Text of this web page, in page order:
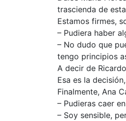
trascienda de
Estamos firmes,
– Pudiera haber
– No dudo que
tengo principios
A decir de
Esa es la
Finalmente, Ana
– Pudieras caer
– Soy sensible,